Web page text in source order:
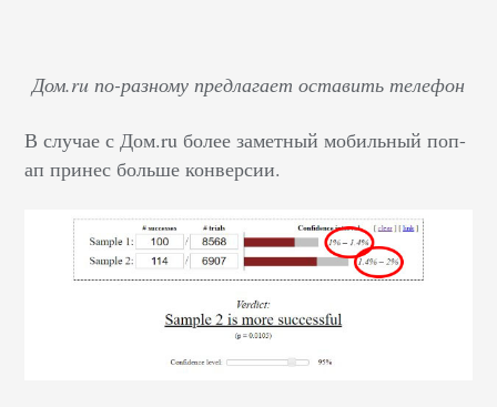
Дом.ru по-разному предлагает оставить телефон
В случае с Дом.ru более заметный мобильный поп-
ап принес больше конверсии.